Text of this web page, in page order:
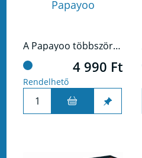
Papayoo
A Papayoo többször is csavar a klasszikus kártyajátékokon. Itt van a kör, a káró és társai, de bejön egy 5. szín, amit minden áron el akarunk kerülni.
4 990 Ft
Rendelhető